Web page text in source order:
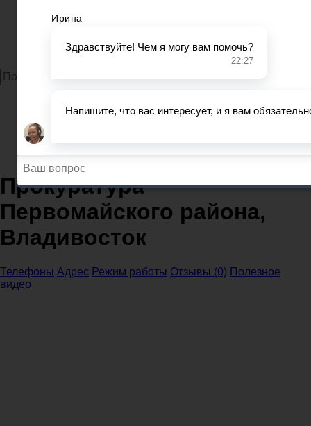
Судебные приставы
Задать вопрос юристу
Прокуратура
Приморский край
Прокуратура Владивосток
Прокуратура Первомайского района, Владивосток
Прокуратура
Первомайского района,
Владивосток
Телефоны Адрес Режим работы Отзывы (0) Полезное
видео